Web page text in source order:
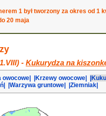
1 był tworzony za okres od
20 maja
- Kukurydza na
owocowe| |Krzewy owocowe|
|Warzywa gruntowe| |Ziemniak|